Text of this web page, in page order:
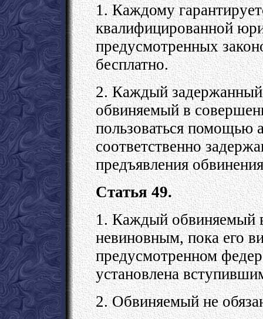
1. Каждому
квалифицированной
предусмотренных
бесплатно.
2. Каждый
обвиняемый в
пользоваться помощью
соответственно
предъявления
Статья 49.
1. Каждый обвиняемый
невиновным, пока его
предусмотренном
установлена
2. Обвиняемый не